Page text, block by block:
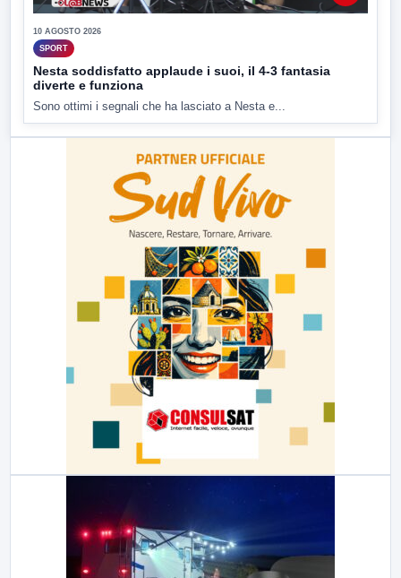
10 AGOSTO 2026
SPORT
Nesta soddisfatto applaude i suoi, il 4-3 fantasia
diverte e funziona
Sono ottimi i segnali che ha lasciato a Nesta e...